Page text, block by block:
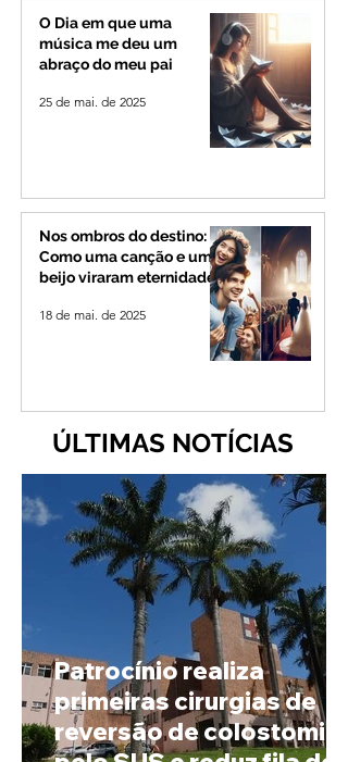
O Dia em que uma
música me deu um
abraço do meu pai
25 de mai. de 2025
Nos ombros do destino:
Como uma canção e um
beijo viraram eternidade
18 de mai. de 2025
ÚLTIMAS NOTÍCIAS
Patrocínio realiza
primeiras cirurgias de
reversão de colostomia